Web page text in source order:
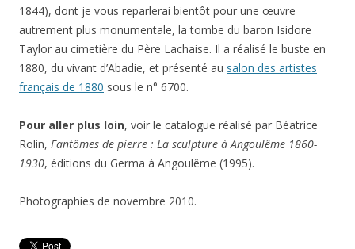
1844), dont je vous reparlerai bientôt pour une œuvre
autrement plus monumentale, la tombe du baron Isidore
Taylor au cimetière du Père Lachaise. Il a réalisé le buste en
1880, du vivant d’Abadie, et présenté au salon des artistes
français de 1880 sous le n° 6700.
Pour aller plus loin, voir le catalogue réalisé par Béatrice
Rolin, Fantômes de pierre : La sculpture à Angoulême 1860-
1930, éditions du Germa à Angoulême (1995).
Photographies de novembre 2010.